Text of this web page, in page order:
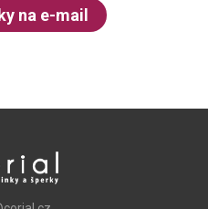
na e-mail